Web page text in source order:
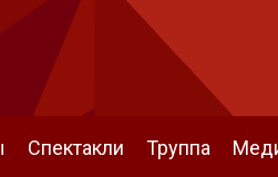
Спектакли Труппа